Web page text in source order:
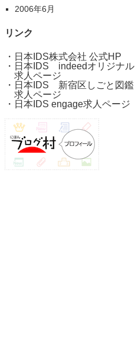
2006年6月
リンク
・ 日本IDS株式会社 公式HP
・ 日本IDS indeedオリジナル
求人ページ
・ 日本IDS 新宿区しごと図鑑
求人ページ
・ 日本IDS engage求人ページ